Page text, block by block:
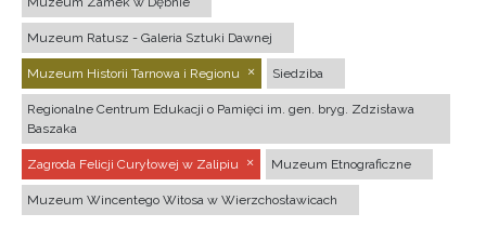
Muzeum Ratusz - Galeria Sztuki Dawnej
Muzeum Historii Tarnowa i Regionu Siedziba
Regionalne Centrum Edukacji o Pamięci im. gen. bryg. Zdzisława
Baszaka
Zagroda Felicji Curyłowej w Zalipiu Muzeum Etnograficzne
Muzeum Wincentego Witosa w Wierzchosławicach